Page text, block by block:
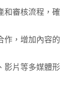
和審核流程，確
作，增加內容的
影片等多媒體形